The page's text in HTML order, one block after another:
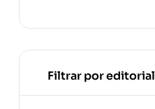
Filtrar por editorial